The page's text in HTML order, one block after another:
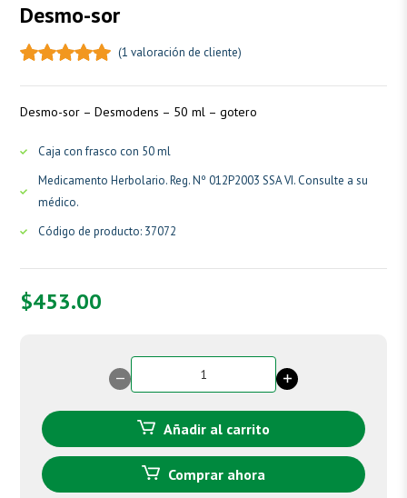
Desmo-sor
(1 valoración de cliente)
Desmo-sor – Desmodens – 50 ml – gotero
Caja con frasco con 50 ml
Medicamento Herbolario. Reg. Nº 012P2003 SSA VI. Consulte a su
médico.
Código de producto: 37072
$453.00
Desmo-
sor
Añadir al carrito
Comprar ahora